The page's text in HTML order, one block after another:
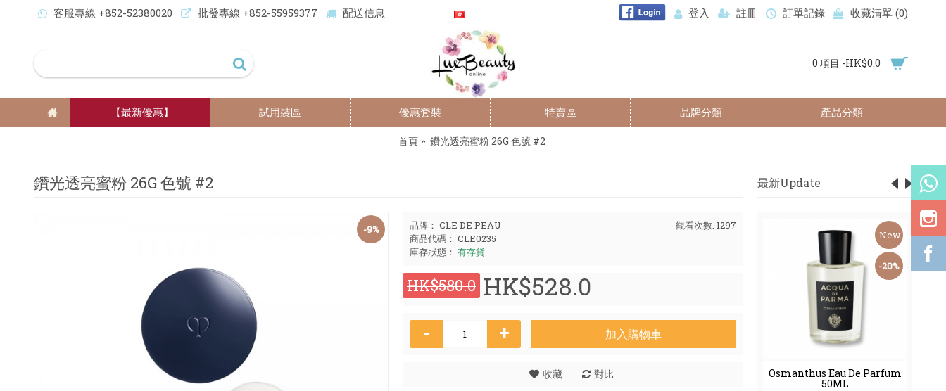
客服專線 +852-52380020 批發專線 +852-55959377 配送信息 登入 註冊 訂單記錄 收藏清單 (0)
0 項目 -HK$0.0
【最新優惠】 試用裝區 優惠套裝 特賣區 品牌分類 產品分類
首頁 鑽光透亮蜜粉 26G 色號 #2
最新Update
Osmanthus Eau De Parfum
New
-20%
Osmanthus Eau De Parfum
50ML
鑽光透亮蜜粉 26G 色號 #2
-9% 觀看次數: 1297
品牌： CLE DE PEAU
商品代碼： CLE0235
庫存狀態： 有存貨
HK$580.0 HK$528.0
- + 加入購物車
收藏 對比